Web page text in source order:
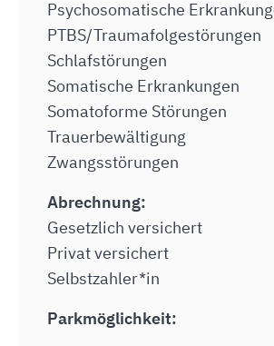
Psychosomatische
PTBS/Traumafolgestörungen
Schlafstörungen
Somatische Erkrankungen
Somatoforme Störungen
Trauerbewältigung
Zwangsstörungen
Abrechnung:
Gesetzlich versichert
Privat versichert
Selbstzahler*in
Parkmöglichkeit: